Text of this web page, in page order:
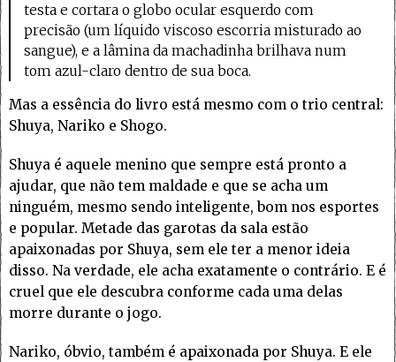
testa e cortara o globo ocular esquerdo com
precisão (um líquido viscoso escorria misturado ao
sangue), e a lâmina da machadinha brilhava num
tom azul-claro dentro de sua boca.
Mas a essência do livro está mesmo com o trio central:
Shuya, Nariko e Shogo.
Shuya é aquele menino que sempre está pronto a
ajudar, que não tem maldade e que se acha um
ninguém, mesmo sendo inteligente, bom nos esportes
e popular. Metade das garotas da sala estão
apaixonadas por Shuya, sem ele ter a menor ideia
disso. Na verdade, ele acha exatamente o contrário. E é
cruel que ele descubra conforme cada uma delas
morre durante o jogo.
Nariko, óbvio, também é apaixonada por Shuya. E ele